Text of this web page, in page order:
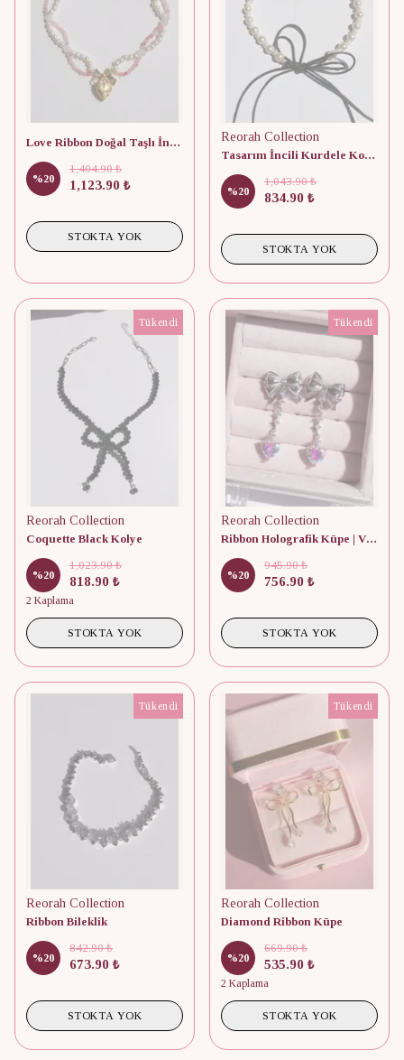
Love Ribbon Doğal Taşlı İncili Tasarım Kolye
%20
1,404.90 ₺
1,123.90 ₺
STOKTA YOK
Reorah Collection
Tasarım İncili Kurdele Kolye
%20
1,043.90 ₺
834.90 ₺
STOKTA YOK
Tükendi
Reorah Collection
Coquette Black Kolye
%20
1,023.90 ₺
818.90 ₺
2 Kaplama
STOKTA YOK
Tükendi
Reorah Collection
Ribbon Holografik Küpe | VIP | Özel Seri
%20
945.90 ₺
756.90 ₺
STOKTA YOK
Tükendi
Reorah Collection
Ribbon Bileklik
%20
842.90 ₺
673.90 ₺
STOKTA YOK
Tükendi
Reorah Collection
Diamond Ribbon Küpe
%20
669.90 ₺
535.90 ₺
2 Kaplama
STOKTA YOK